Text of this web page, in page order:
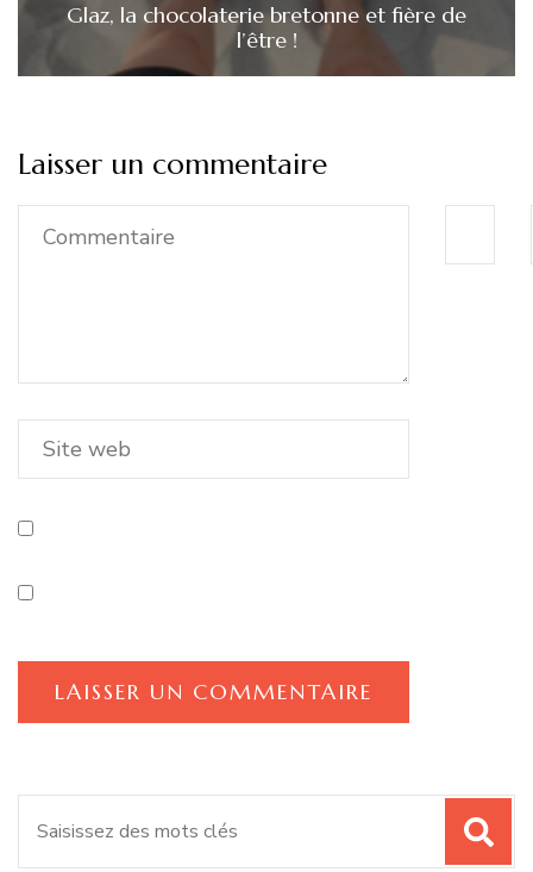
Glaz, la chocolaterie bretonne et fière de
l’être !
Laisser un commentaire